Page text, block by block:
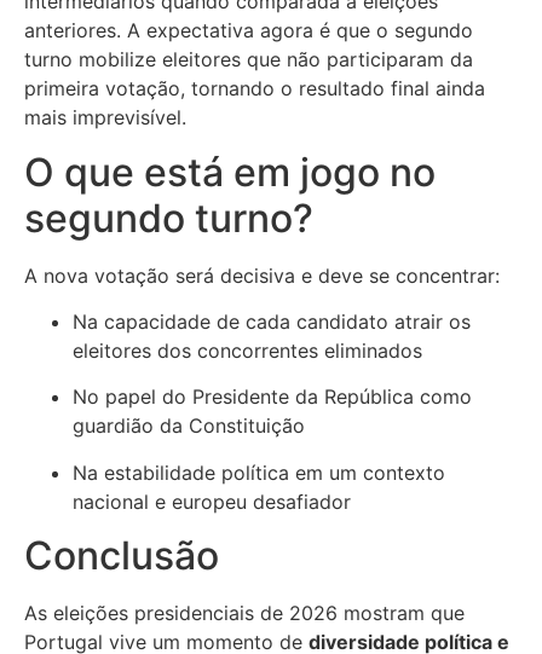
anteriores. A expectativa agora é que o segundo
turno mobilize eleitores que não participaram da
primeira votação, tornando o resultado final ainda
mais imprevisível.
O que está em jogo no
segundo turno?
A nova votação será decisiva e deve se concentrar:
Na capacidade de cada candidato atrair os
eleitores dos concorrentes eliminados
No papel do Presidente da República como
guardião da Constituição
Na estabilidade política em um contexto
nacional e europeu desafiador
Conclusão
As eleições presidenciais de 2026 mostram que
Portugal vive um momento de diversidade política e